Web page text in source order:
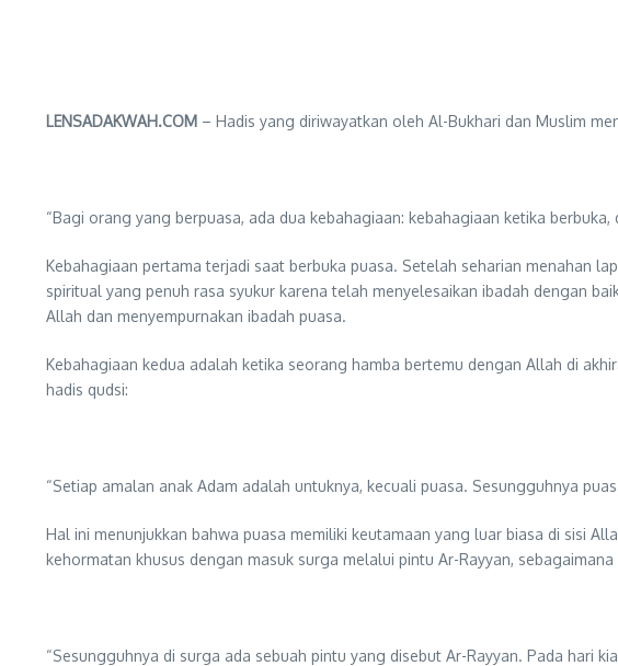
LENSADAKWAH.COM – Hadis yang diriwayatkan oleh Al-Bukhari dan Muslim
“Bagi orang yang berpuasa, ada dua kebahagiaan: kebahagiaan ketika berbuka,
Kebahagiaan pertama terjadi saat berbuka puasa. Setelah seharian menahan
spiritual yang penuh rasa syukur karena telah menyelesaikan ibadah dengan
Allah dan menyempurnakan ibadah puasa.
Kebahagiaan kedua adalah ketika seorang hamba bertemu dengan Allah di
hadis qudsi:
“Setiap amalan anak Adam adalah untuknya, kecuali puasa. Sesungguhnya
Hal ini menunjukkan bahwa puasa memiliki keutamaan yang luar biasa di sisi
kehormatan khusus dengan masuk surga melalui pintu Ar-Rayyan,
“Sesungguhnya di surga ada sebuah pintu yang disebut Ar-Rayyan. Pada hari